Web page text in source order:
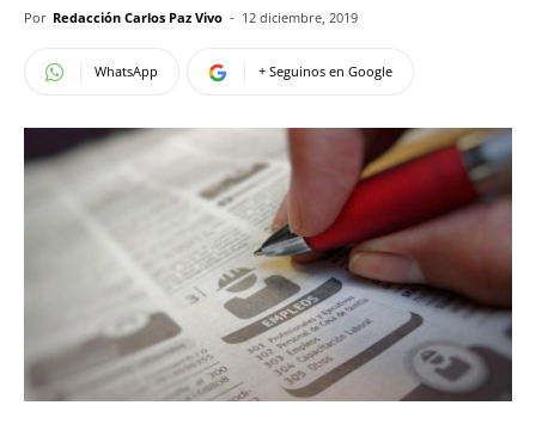
Por Redacción Carlos Paz Vivo - 12 diciembre, 2019
WhatsApp + Seguinos en Google